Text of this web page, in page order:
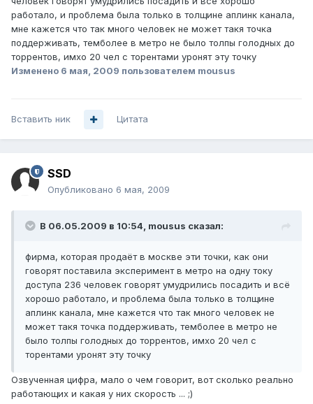
работало, и проблема была только в толщине аплинк канала,
мне кажется что так много человек не может такя точка
поддерживать, темболее в метро не было толпы голодных до
торрентов, имхо 20 чел с торентами уронят эту точку
Изменено 6 мая, 2009 пользователем mousus
Вставить ник Цитата
SSD
Опубликовано 6 мая, 2009
В 06.05.2009 в 10:54, mousus сказал:
фирма, которая продаёт в москве эти точки, как они
говорят поставила эксперимент в метро на одну току
доступа 236 человек говорят умудрились посадить и всё
хорошо работало, и проблема была только в толщине
аплинк канала, мне кажется что так много человек не
может такя точка поддерживать, темболее в метро не
было толпы голодных до торрентов, имхо 20 чел с
торентами уронят эту точку
Озвученная цифра, мало о чем говорит, вот сколько реально
работающих и какая у них скорость ... ;)